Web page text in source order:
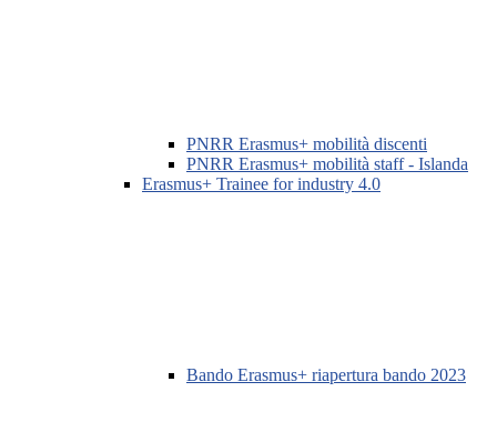
PNRR Erasmus+ mobilità discenti
PNRR Erasmus+ mobilità staff - Islanda
Erasmus+ Trainee for industry 4.0
Bando Erasmus+ riapertura bando 2023